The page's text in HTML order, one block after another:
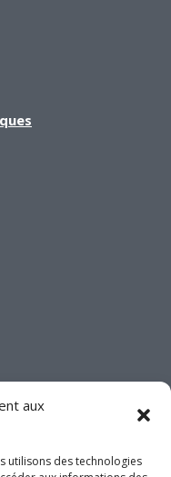
aux
utilisons des technologies